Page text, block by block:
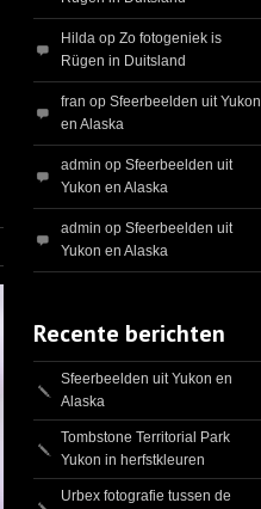
Hilda opZo fotogeniek is
Rügen in Duitsland
fran opSfeerbeelden uit Yukon
en Alaska
admin opSfeerbeelden uit
Yukon en Alaska
admin opSfeerbeelden uit
Yukon en Alaska
Recente berichten
Sfeerbeelden uit Yukon en
Alaska
Tombstone Territorial Park
Yukon in herfstkleuren
Urbex fotografie tussen de